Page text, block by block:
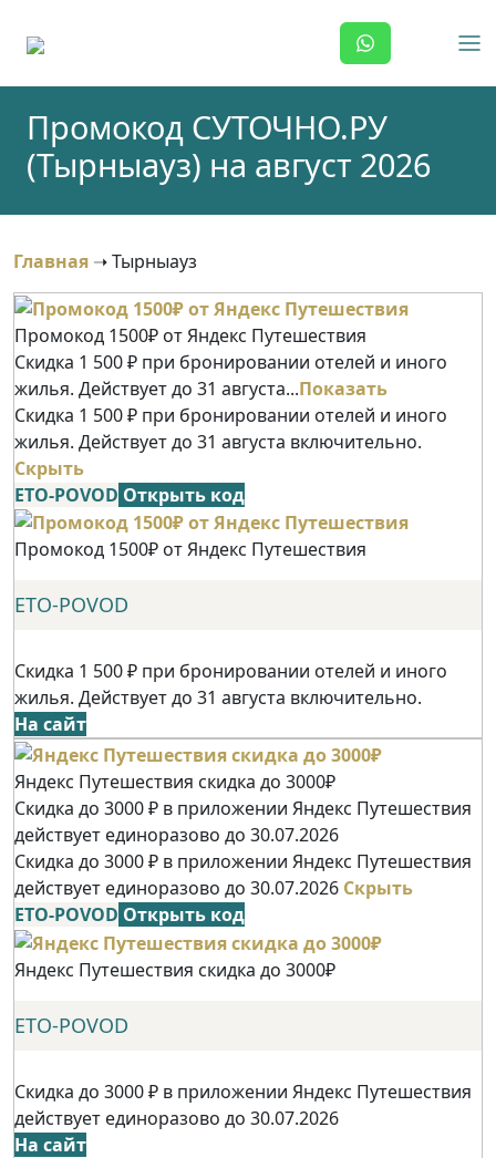
Промокод СУТОЧНО.РУ
(Тырныауз) на август 2026
Главная ➝Тырныауз
Промокод 1500₽ от Яндекс Путешествия
Скидка 1 500 ₽ при бронировании отелей и иного
жилья. Действует до 31 августа...Показать
Скидка 1 500 ₽ при бронировании отелей и иного
жилья. Действует до 31 августа включительно.
Скрыть
ETO-POVOD Открыть код
Промокод 1500₽ от Яндекс Путешествия
ETO-POVOD
Скидка 1 500 ₽ при бронировании отелей и иного
жилья. Действует до 31 августа включительно.
На сайт
Яндекс Путешествия скидка до 3000₽
Скидка до 3000 ₽ в приложении Яндекс Путешествия
действует единоразово до 30.07.2026
Скидка до 3000 ₽ в приложении Яндекс Путешествия
действует единоразово до 30.07.2026 Скрыть
ETO-POVOD Открыть код
Яндекс Путешествия скидка до 3000₽
ETO-POVOD
Скидка до 3000 ₽ в приложении Яндекс Путешествия
действует единоразово до 30.07.2026
На сайт